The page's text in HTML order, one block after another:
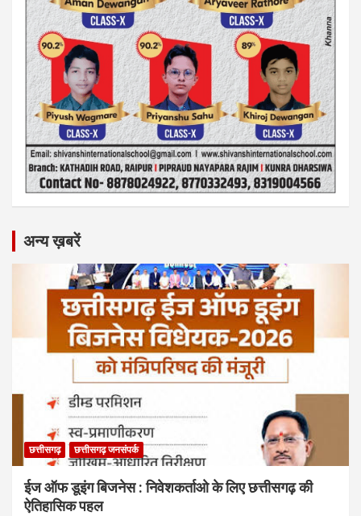
अन्य ख़बरें
छत्तीसगढ़ छत्तीसगढ़ जनसंपर्क
ईज ऑफ डूइंग बिजनेस : निवेशकर्ताओ के लिए छत्तीसगढ़ की
ऐतिहासिक पहल